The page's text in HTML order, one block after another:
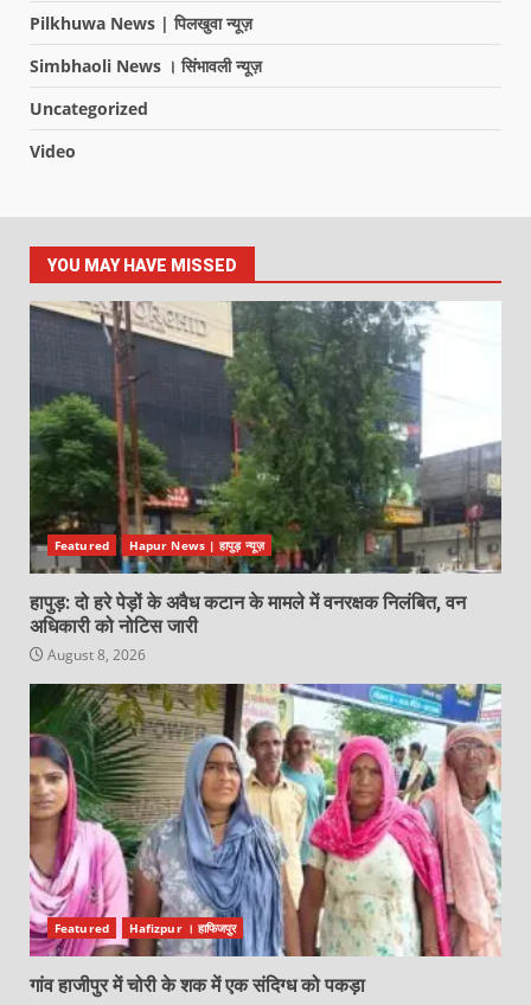
Pilkhuwa News | पिलखुवा न्यूज़
Simbhaoli News । सिंभावली न्यूज़
Uncategorized
Video
YOU MAY HAVE MISSED
Featured Hapur News | हापुड़ न्यूज़
हापुड़: दो हरे पेड़ों के अवैध कटान के मामले में वनरक्षक निलंबित, वन
अधिकारी को नोटिस जारी
August 8, 2026
Featured Hafizpur । हाफिजपुर
गांव हाजीपुर में चोरी के शक में एक संदिग्ध को पकड़ा